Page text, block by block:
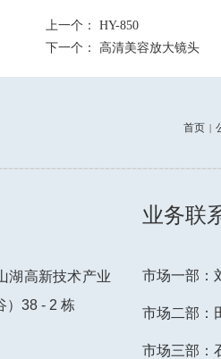
上一个： HY-850
下一个： 高清美容放大镜头
首页 |
业务联
市场一部：
市场二部：
市场三部：
湖高新技术产业
）38 - 2 栋